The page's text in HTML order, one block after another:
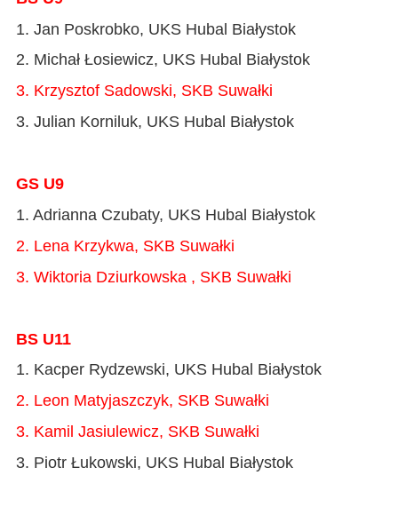
1. Jan Poskrobko, UKS Hubal Białystok
2. Michał Łosiewicz, UKS Hubal Białystok
3. Krzysztof Sadowski, SKB Suwałki
3. Julian Korniluk, UKS Hubal Białystok
GS U9
1. Adrianna Czubaty, UKS Hubal Białystok
2. Lena Krzykwa, SKB Suwałki
3. Wiktoria Dziurkowska , SKB Suwałki
BS U11
1. Kacper Rydzewski, UKS Hubal Białystok
2. Leon Matyjaszczyk, SKB Suwałki
3. Kamil Jasiulewicz, SKB Suwałki
3. Piotr Łukowski, UKS Hubal Białystok